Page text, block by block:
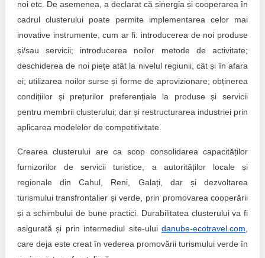
noi etc. De asemenea, a declarat că sinergia și cooperarea în
cadrul clusterului poate permite implementarea celor mai
inovative instrumente, cum ar fi: introducerea de noi produse
și/sau servicii; introducerea noilor metode de activitate;
deschiderea de noi piețe atât la nivelul regiunii, cât și în afara
ei; utilizarea noilor surse și forme de aprovizionare; obținerea
condițiilor și prețurilor preferențiale la produse și servicii
pentru membrii clusterului; dar și restructurarea industriei prin
aplicarea modelelor de competitivitate.
Crearea clusterului are ca scop consolidarea capacităților
furnizorilor de servicii turistice, a autorităților locale și
regionale din Cahul, Reni, Galați, dar și dezvoltarea
turismului transfrontalier și verde, prin promovarea cooperării
și a schimbului de bune practici. Durabilitatea clusterului va fi
asigurată și prin intermediul site-uluidanube-ecotravel.com
care deja este creat în vederea promovării turismului verde în